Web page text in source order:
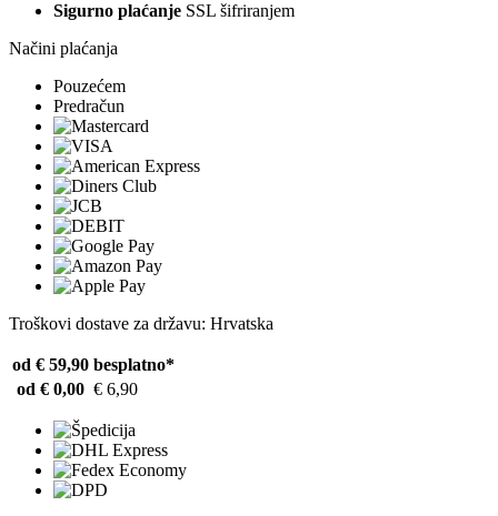
Sigurno plaćanje SSL šifriranjem
Načini plaćanja
Pouzećem
Predračun
Troškovi dostave za državu: Hrvatska
od € 59,90 besplatno*
od € 0,00 € 6,90